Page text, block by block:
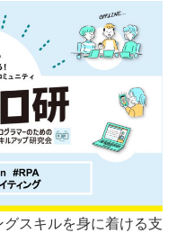
スキルを身に着ける支